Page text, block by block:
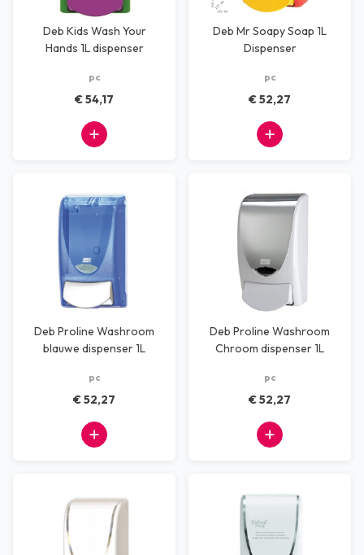
Deb Kids Wash Your
Hands 1L dispenser
pc
€ 54,17
Deb Mr Soapy Soap 1L
Dispenser
pc
€ 52,27
Deb Proline Washroom
blauwe dispenser 1L
pc
€ 52,27
Deb Proline Washroom
Chroom dispenser 1L
pc
€ 52,27